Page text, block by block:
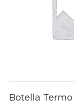
Botella